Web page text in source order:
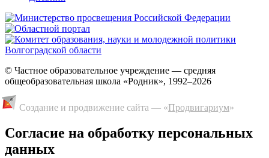
© Частное образовательное учреждение — средняя
общеобразовательная школа «Родник», 1992–2026
Создание и продвижение сайта — «Продвигариум»
Cогласие на обработку персональных
данных